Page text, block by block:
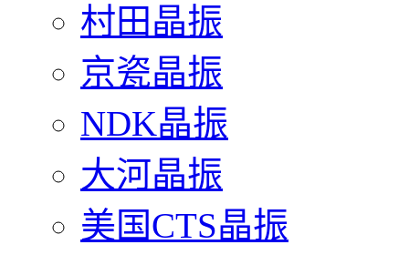
村田晶振
京瓷晶振
NDK晶振
大河晶振
美国CTS晶振